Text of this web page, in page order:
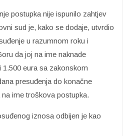
postupka nije ispunilo zahtjev
sud je, kako se dodaje, utvrdio
u razumnom roku i
da joj na ime naknade
1.500 eura sa zakonskom
presuđenja do konačne
ime troškova postupka.
iznosa odbijen je kao